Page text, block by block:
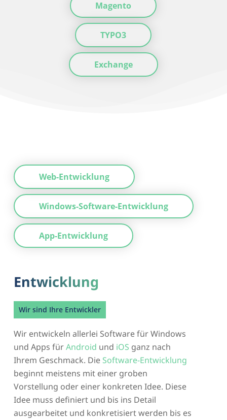
Magento
TYPO3
Exchange
Web-Entwicklung
Windows-Software-Entwicklung
App-Entwicklung
Entwicklung
Wir sind Ihre Entwickler
Wir entwickeln allerlei Software für Windows
und Apps fürAndroid und iOS ganz nach
Ihrem Geschmack. Die Software-Entwicklung
beginnt meistens mit einer groben
Vorstellung oder einer konkreten Idee. Diese
Idee muss definiert und bis ins Detail
ausgearbeitet und konkretisiert werden bis es